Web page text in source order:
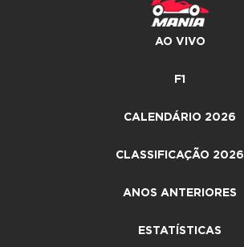
AO VIVO
F1
CALENDÁRIO 2026
CLASSIFICAÇÃO 2026
ANOS ANTERIORES
ESTATÍSTICAS